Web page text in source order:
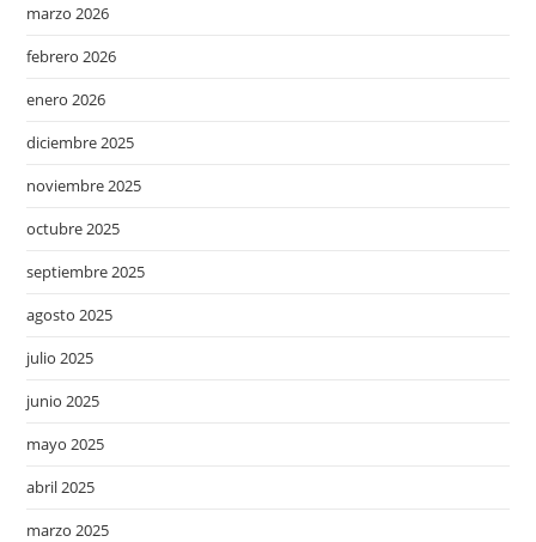
marzo 2026
febrero 2026
enero 2026
diciembre 2025
noviembre 2025
octubre 2025
septiembre 2025
agosto 2025
julio 2025
junio 2025
mayo 2025
abril 2025
marzo 2025